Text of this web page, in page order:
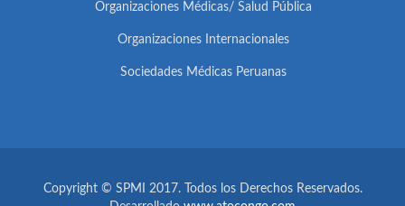
Organizaciones Médicas/ Salud Pública
Organizaciones Internacionales
Sociedades Médicas Peruanas
Copyright © SPMI 2017. Todos los Derechos Reservados.